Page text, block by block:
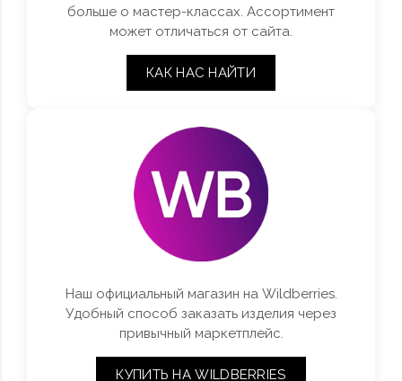
больше о мастер-классах. Ассортимент
может отличаться от сайта.
КАК НАС НАЙТИ
Наш официальный магазин на Wildberries.
Удобный способ заказать изделия через
привычный маркетплейс.
КУПИТЬ НА WILDBERRIES